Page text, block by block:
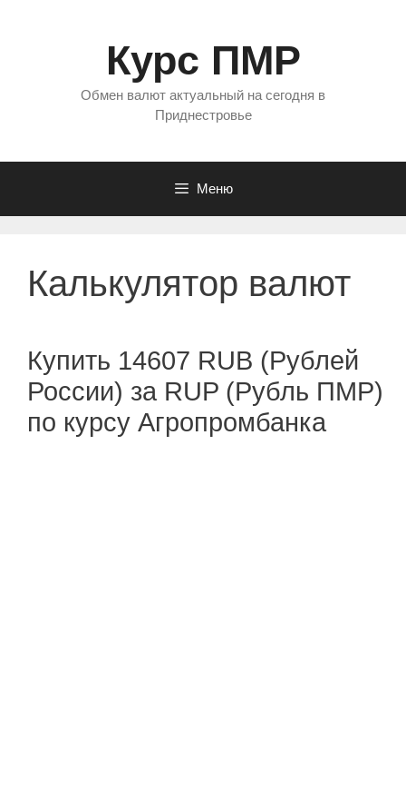
Курс ПМР
Обмен валют актуальный на сегодня в
Приднестровье
Меню
Калькулятор валют
Купить 14607 RUB (Рублей
России) за RUP (Рубль ПМР)
по курсу Агропромбанка